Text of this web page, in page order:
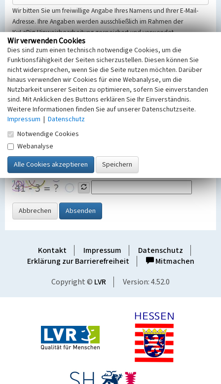
Wir bitten Sie um freiwillige Angabe Ihres Namens und Ihrer E-Mail-
Adresse. Ihre Angaben werden ausschließlich im Rahmen der
KuLaDig-Hinweisbearbeitung gespeichert und verwendet.
Selbstverständlich werden diese entsprechend der Vorschriften des
Telemediengesetzes, des Datenschutzgesetzes NRW und der seit
dem 25.05.2018 gültigen Europäischen Datenschutzgrundverordnung
(EU-DSGVO) vertraulich behandelt, beachten Sie bitte unsere
Hinweise zumDatenschutz
Nachricht
SicherheitsabfrageTragen Sie unten das Rechenergebnis aus der
Grafik ein
Abbrechen Absenden
Kontakt Impressum
Datenschutz
Erklärung zur Barrierefreiheit
Mitmachen
Copyright © LVR Version: 4.52.0
Wir verwenden Cookies
Dies sind zum einen technisch notwendige Cookies, um die
Funktionsfähigkeit der Seiten sicherzustellen. Diesen können Sie
nicht widersprechen, wenn Sie die Seite nutzen möchten. Darüber
hinaus verwenden wir Cookies für eine Webanalyse, um die
Nutzbarkeit unserer Seiten zu optimieren, sofern Sie einverstanden
sind. Mit Anklicken des Buttons erklären Sie Ihr Einverständnis.
Weitere Informationen finden Sie auf unserer Datenschutzseite.
Impressum | Datenschutz
Notwendige Cookies
Webanalyse